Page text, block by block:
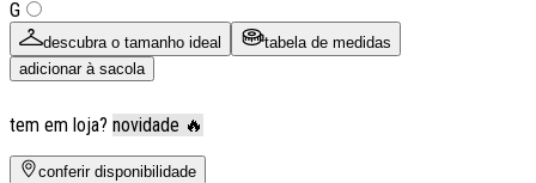
G
descubra o tamanho ideal
tabela de medidas
adicionar à sacola
tem em loja? novidade 🔥
conferir disponibilidade